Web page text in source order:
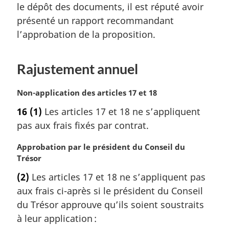
g
i
n
e
le dépôt des documents, il est réputé avoir
présenté un rapport recommandant
l’approbation de la proposition.
Rajustement annuel
N
t
e
a
r
g
i
n
a
l
Non-application des articles 17 et 18
16 (1) Les articles 17 et 18 ne s’appliquent
pas aux frais fixés par contrat.
N
o
e
m
a
r
Approbation par le président du Conseil du
Trésor
(2) Les articles 17 et 18 ne s’appliquent pas
aux frais ci-après si le président du Conseil
du Trésor approuve qu’ils soient soustraits
à leur application :